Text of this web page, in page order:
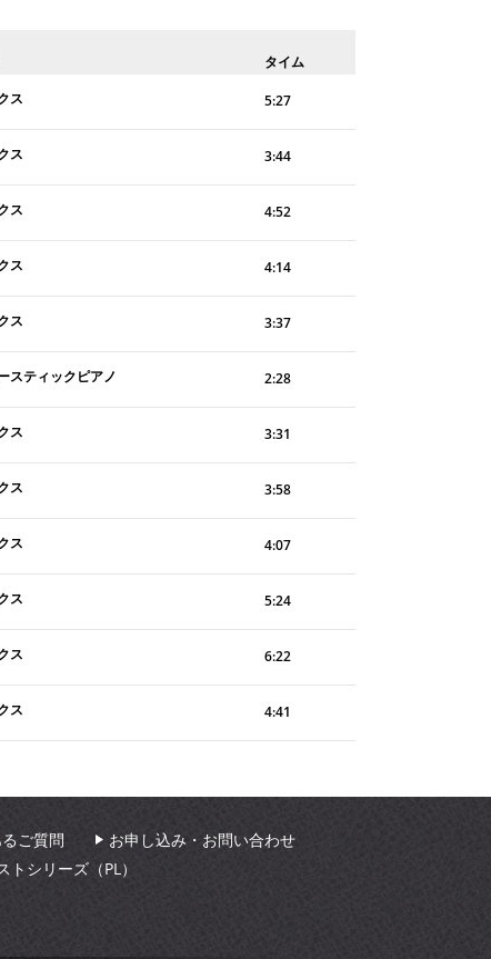
タイム
ス 5:27
ス 3:44
ス 4:52
ス 4:14
ス 3:37
スティックピアノ 2:28
ス 3:31
ス 3:58
ス 4:07
ス 5:24
ス 6:22
ス 4:41
ご質問
お申し込み・お問い合わせ
トシリーズ（PL）